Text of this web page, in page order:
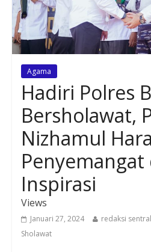
Agama
Hadiri Polres
Bersholawat,
Nizhamul
Penyemangat
Inspirasi
Views
Januari 27, 2024 redaksi
Sholawat